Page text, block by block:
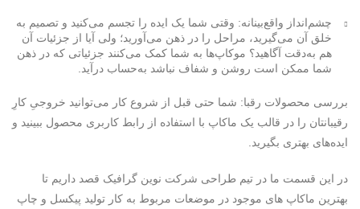
چشم‌انداز واقع‌بینانه: وقتی شما یک ایده را تجسم می‌کنید و تصمیم به
خلق آن می‌گیرید، مراحل را در ذهن می‌آورید؛ ولی آیا از جزئیات آن
هم به‌دقت آگاهید؟ موکاپ‌ها به شما کمک می‌کنند جزئیاتی که در ذهن
شما ممکن است روشن و شفاف نباشد به‌حساب درآید.
بررسی محصولات رقبا: شما حتی قبل از شروع کار می‌توانید خروجیِ کارِ
رقیبانتان را در قالب یک ماکاپ با استفاده از رابط کاربری محصول ببینید و
ایده‌های بهتری بگیرید.
در این قسمت ما در تیم طراحی شرکت نوین گرافیک قصد داریم تا
بهترین ماکاپ های موجود در موضعات مربوط به کار تولید پیکسل و چاپ